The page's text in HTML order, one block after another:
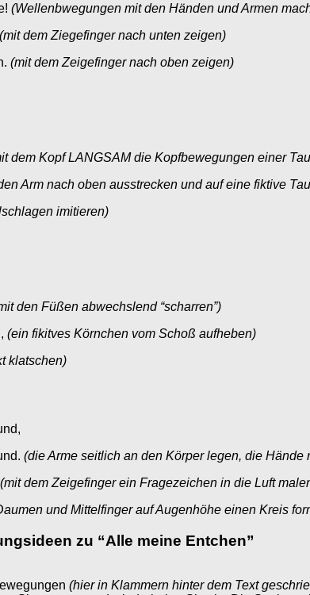
(Wellenbwegungen mit den Händen und Armen
(mit dem Ziegefinger nach unten zeigen)
(mit dem Zeigefinger nach oben zeigen)
dem Kopf LANGSAM die Kopfbewegungen einer
Arm nach oben ausstrecken und auf eine fiktive
imitieren)
den Füßen abwechslend “scharren”)
(ein fikitves Körnchen vom Schoß aufheben)
klatschen)
(die Arme seitlich an den Körper legen, die
(mit dem Zeigefinger ein Fragezeichen in die Luft
und Mittelfinger auf Augenhöhe einen Kreis
zu “Alle meine Entchen”
(hier in Klammern hinter dem Text